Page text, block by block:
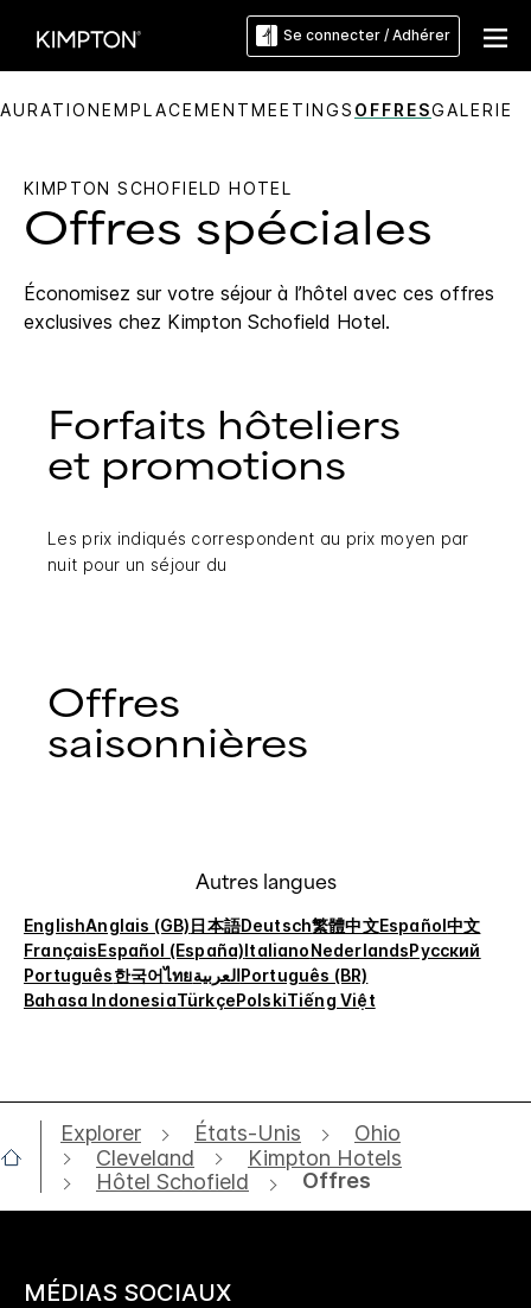
Se connecter / Adhérer
EMPLACEMENTMEETINGS OFFRESGALERIE
KIMPTON SCHOFIELD HOTEL
Offres spéciales
Économisez sur votre séjour à l’hôtel avec ces offres
exclusives chez Kimpton Schofield Hotel.
Forfaits hôteliers
et promotions
Les prix indiqués correspondent au prix moyen par
nuit pour un séjour du
Offres
saisonnières
Autres langues
EnglishAnglais (GB)日本語Deutsch繁體中文Español中文
FrançaisEspañol (España)ItalianoNederlandsРусский
Português한국어ไทยالعربيةPortuguês (BR)
Bahasa IndonesiaTürkçePolskiTiếng Việt
Explorer États-Unis
Ohio
Cleveland
Kimpton Hotels
Hôtel Schofield
Offres
MÉDIAS SOCIAUX